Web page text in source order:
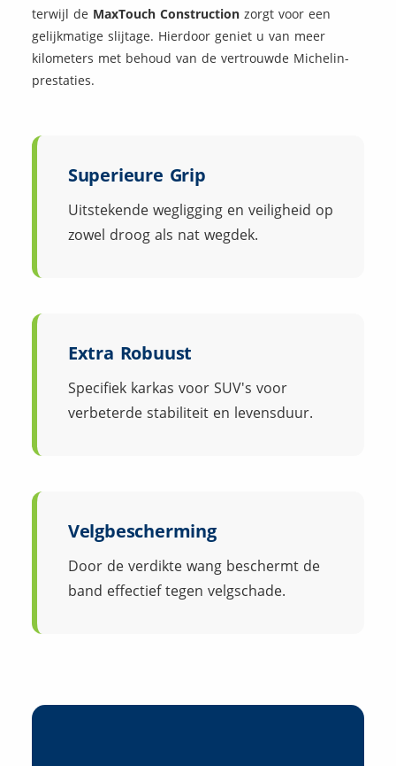
terwijl de MaxTouch Constructionzorgt voor een
gelijkmatige slijtage. Hierdoor geniet u van meer
kilometers met behoud van de vertrouwde Michelin-
prestaties.
Superieure Grip
Uitstekende wegligging en veiligheid op
zowel droog als nat wegdek.
Extra Robuust
Specifiek karkas voor SUV's voor
verbeterde stabiliteit en levensduur.
Velgbescherming
Door de verdikte wang beschermt de
band effectief tegen velgschade.